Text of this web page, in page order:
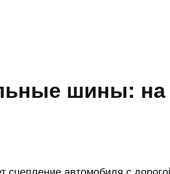
шины: на